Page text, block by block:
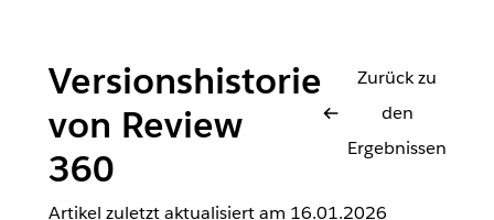
Versionshistorie
von Review
360
Zurück zu
den
Ergebnissen
Artikel zuletzt aktualisiert am 16.01.2026